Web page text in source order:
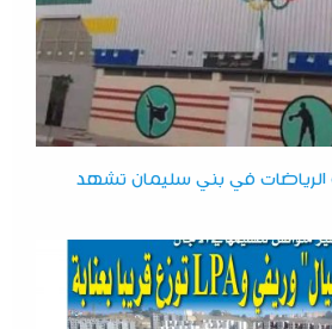
الرياضات في بني سليمان تشهد